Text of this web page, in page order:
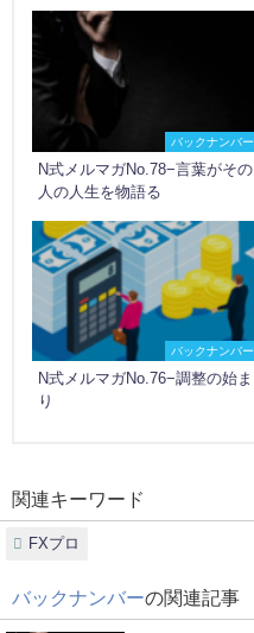
バックナンバー
N式メルマガNo.78−言葉がその
人の人生を物語る
バックナンバー
N式メルマガNo.76−調整の始ま
り
関連キーワード
FXプロ
バックナンバーの関連記事